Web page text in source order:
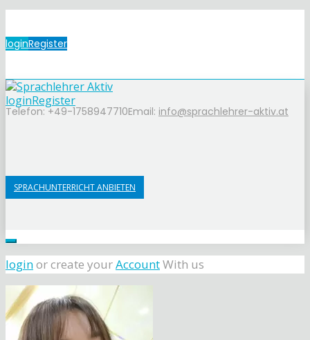
loginRegister
Telefon: +49-1758947710Email: info@sprachlehrer-aktiv.at
loginRegister
SPRACHUNTERRICHT ANBIETEN
loginor create yourAccountWith us